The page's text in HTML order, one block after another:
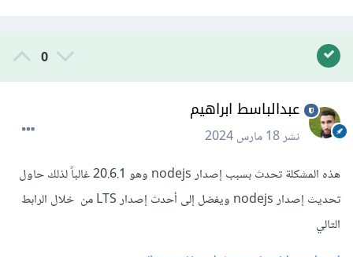
0
عبدالباسط ابراهيم
نشر18 مارس 2024
هذه المشكلة تحدث بسبب إصدار nodejs وهو 20.6.1 غالباً لذلك حاول
تحديث إصدار nodejs ويفضل إلى أحدث إصدار LTS من خلال الرابط
التالي